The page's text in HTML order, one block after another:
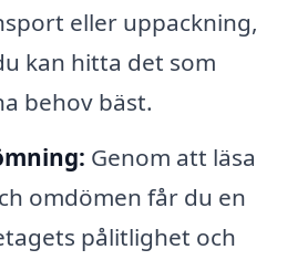
eller uppackning,
kan hitta det som
behov bäst.
Genom att läsa
omdömen får du en
pålitlighet och